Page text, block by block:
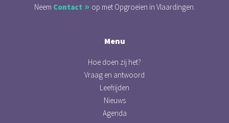
Neem Contact op met Opgroeien in Vlaardingen.
Menu
Hoe doen zij het?
Vraag en antwoord
Leeftijden
Nieuws
Agenda